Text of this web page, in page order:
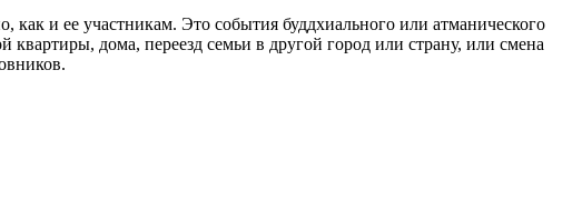
и ее участникам. Это события буддхиального или атманического
дома, переезд семьи в другой город или страну, или смена